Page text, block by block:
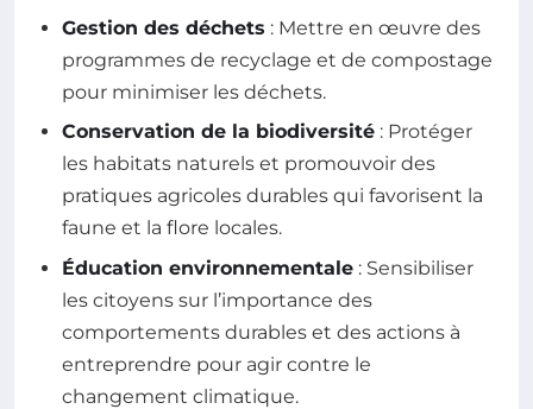
Gestion des déchets : Mettre en œuvre des
programmes de recyclage et de compostage
pour minimiser les déchets.
Conservation de la biodiversité : Protéger
les habitats naturels et promouvoir des
pratiques agricoles durables qui favorisent la
faune et la flore locales.
Éducation environnementale : Sensibiliser
les citoyens sur l’importance des
comportements durables et des actions à
entreprendre pour agir contre le
changement climatique.